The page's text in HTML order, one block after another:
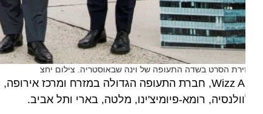
הסרט בשדה התעופה של וינה שבאוסטריה. צילום יחצ
רומא-פיומיצ'ינו, מלטה, בארי ותל אביב.